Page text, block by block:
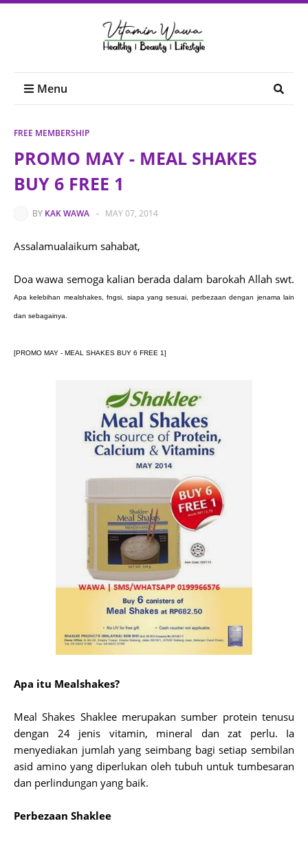
Menu
FREE MEMBERSHIP
PROMO MAY - MEAL SHAKES
BUY 6 FREE 1
BY KAK WAWA - MAY 07, 2014
Assalamualaikum sahabat,
Doa wawa semoga kalian berada dalam barokah Allah swt.
Apa kelebihan mealshakes, fngsi, siapa yang sesuai, perbezaan dengan jenama lain
dan sebagainya.
[PROMO MAY - MEAL SHAKES BUY 6 FREE 1]
Apa itu Mealshakes?
Meal Shakes Shaklee merupakan sumber protein tenusu
dengan 24 jenis vitamin, mineral dan zat perlu. Ia
menyediakan jumlah yang seimbang bagi setiap sembilan
asid amino yang diperlukan oleh tubuh untuk tumbesaran
dan perlindungan yang baik.
Perbezaan Shaklee